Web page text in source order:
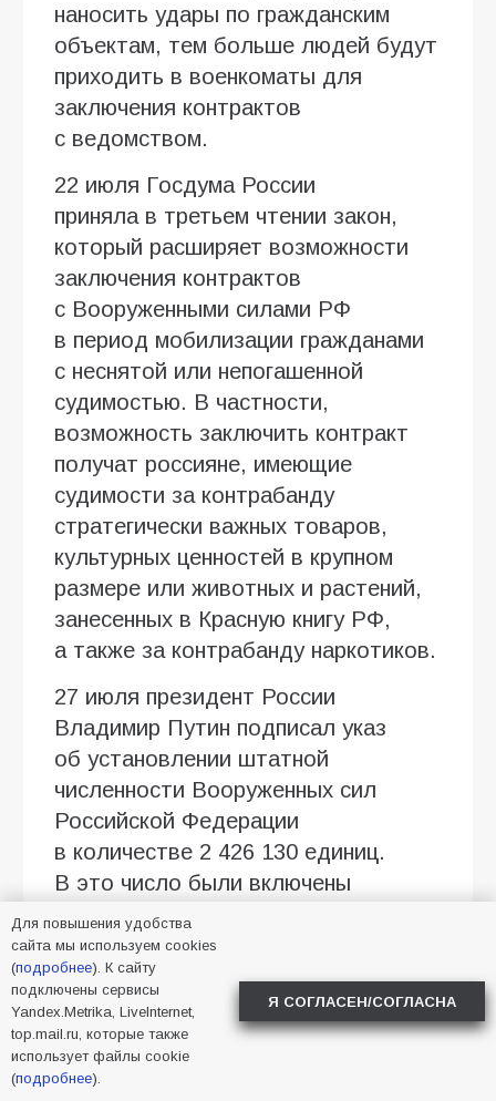
наносить удары по гражданским
объектам, тем больше людей будут
приходить в военкоматы для
заключения контрактов
с ведомством.
22 июля Госдума России
приняла в третьем чтении закон,
который расширяет возможности
заключения контрактов
с Вооруженными силами РФ
в период мобилизации гражданами
с неснятой или непогашенной
судимостью. В частности,
возможность заключить контракт
получат россияне, имеющие
судимости за контрабанду
стратегически важных товаров,
культурных ценностей в крупном
размере или животных и растений,
занесенных в Красную книгу РФ,
а также за контрабанду наркотиков.
27 июля президент России
Владимир Путин подписал указ
об установлении штатной
численности Вооруженных сил
Российской Федерации
в количестве 2 426 130 единиц.
В это число были включены
1 535 000 военнослужащих.
Документ вступит в силу
с 1 августа.
Фото сгенерировано ИИ.
Для повышения удобства
сайта мы используем cookies
(подробнее). К сайту
подключены сервисы
Yandex.Metrika, LiveInternet,
top.mail.ru, которые также
использует файлы cookie
(подробнее).
Я СОГЛАСЕН/СОГЛАСНА